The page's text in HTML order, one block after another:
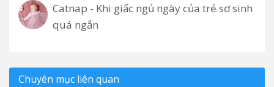
Catnap - Khi giấc ngủ ngày của trẻ sơ sinh
quá ngắn
Chuyên mục liên quan